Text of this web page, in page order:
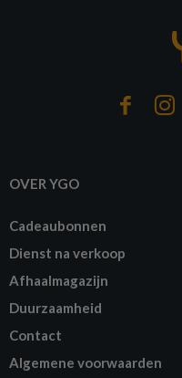
OVER YGO
Cadeaubonnen
Dienst na verkoop
Afhaalmagazijn
Duurzaamheid
Contact
Algemene voorwaarden